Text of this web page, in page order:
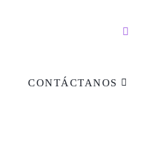
CONTÁCTANOS